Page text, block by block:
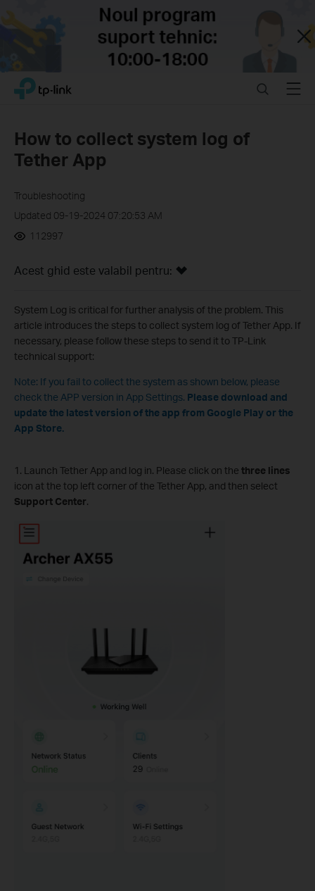
Close
Click
navigation
TP-Link, Reliably Smart SearchMenu
How to collect system log of
Tether App
Troubleshooting
Updated 09-19-2024 07:20:53 AM
112997
Acest ghid este valabil pentru:
System Log is critical for further analysis of the problem. This
article introduces the steps to collect system log of Tether App. If
necessary, please follow these steps to send it to TP-Link
technical support:
Note: If you fail to collect the system as shown below, please
check the APP version in App Settings. Please download and
update the latest version of the app from Google Play or the
App Store.
1. Launch Tether App and log in. Please click on the three lines
icon at the top left corner of the Tether App, and then select
Support Center.